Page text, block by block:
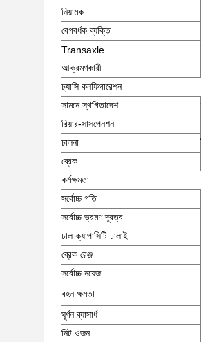
নিয়ামক
বেগবর্ধক ব্যক্তি
Transaxle
আক্রমণকারী
চ্যাসি কনফিগারেশন
সামনে স্থগিতাদেশ
রিয়ার-সাসপেনশন
চালনা
ব্রেক
কর্মক্ষমতা
সর্বোচ্চ গতি
সর্বোচ্চ ভ্রমণ দূরত্ব
ঢাল ক্যাপাসিটি ঢালাই
ব্রেক রেঞ্জ
সর্বোচ্চ নয়েজ
বহন ক্ষমতা
ঘূর্ণন ব্যাসার্ধ
নিট ওজন